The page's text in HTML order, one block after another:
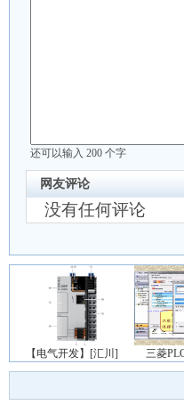
还可以输入 200 个字
网友评论
没有任何评论
【电气开发】[汇川] 三菱